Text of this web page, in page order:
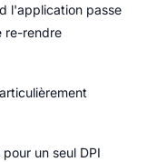
l'application passe
re-rendre
un seul DPI